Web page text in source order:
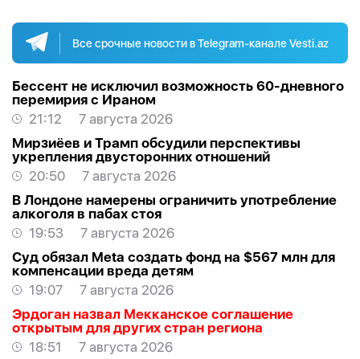
Все срочные новости в Telegram-канале Vesti.az
Бессент не исключил возможность 60-дневного
перемирия с Ираном
21:12
7 августа 2026
Мирзиёев и Трамп обсудили перспективы
укрепления двусторонних отношений
20:50
7 августа 2026
В Лондоне намерены ограничить употребление
алкоголя в пабах стоя
19:53
7 августа 2026
Суд обязал Meta создать фонд на $567 млн для
компенсации вреда детям
19:07
7 августа 2026
Эрдоган назвал Мекканское соглашение
открытым для других стран региона
18:51
7 августа 2026